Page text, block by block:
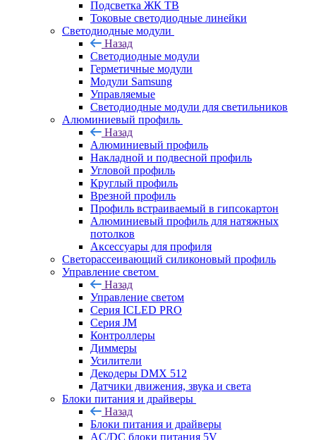
Подсветка ЖК ТВ
Токовые светодиодные линейки
Светодиодные модули
Назад
Светодиодные модули
Герметичные модули
Модули Samsung
Управляемые
Светодиодные модули для светильников
Алюминиевый профиль
Назад
Алюминиевый профиль
Накладной и подвесной профиль
Угловой профиль
Круглый профиль
Врезной профиль
Профиль встраиваемый в гипсокартон
Алюминиевый профиль для натяжных
потолков
Аксессуары для профиля
Светорассеивающий силиконовый профиль
Управление светом
Назад
Управление светом
Серия ICLED PRO
Серия JM
Контроллеры
Диммеры
Усилители
Декодеры DMX 512
Датчики движения, звука и света
Блоки питания и драйверы
Назад
Блоки питания и драйверы
AC/DC блоки питания 5V